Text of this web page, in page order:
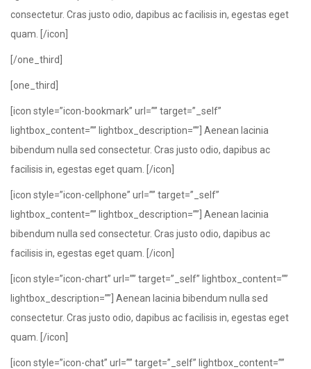
consectetur. Cras justo odio, dapibus ac facilisis in, egestas eget
quam. [/icon]
[/one_third]
[one_third]
[icon style=”icon-bookmark” url=”” target=”_self”
lightbox_content=”” lightbox_description=””] Aenean lacinia
bibendum nulla sed consectetur. Cras justo odio, dapibus ac
facilisis in, egestas eget quam. [/icon]
[icon style=”icon-cellphone” url=”” target=”_self”
lightbox_content=”” lightbox_description=””] Aenean lacinia
bibendum nulla sed consectetur. Cras justo odio, dapibus ac
facilisis in, egestas eget quam. [/icon]
[icon style=”icon-chart” url=”” target=”_self” lightbox_content=””
lightbox_description=””] Aenean lacinia bibendum nulla sed
consectetur. Cras justo odio, dapibus ac facilisis in, egestas eget
quam. [/icon]
[icon style=”icon-chat” url=”” target=”_self” lightbox_content=””